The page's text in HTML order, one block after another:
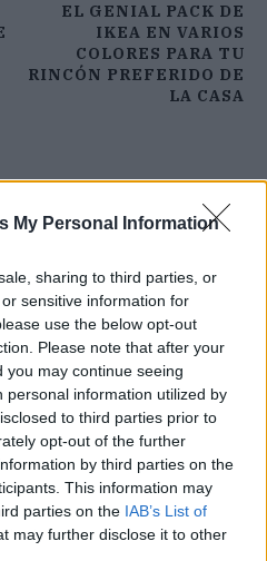
My Personal Information
sharing to third parties, or
sensitive information for
use the below opt-out
Please note that after your
may continue seeing
personal information utilized by
to third parties prior to
opt-out of the further
by third parties on the
This information may
parties on the IAB’s List of
may further disclose it to other
EL GENIAL PACK DE
IKEA EN VARIOS
COLORES PARA TU
RINCÓN PREFERIDO DE
LA CASA